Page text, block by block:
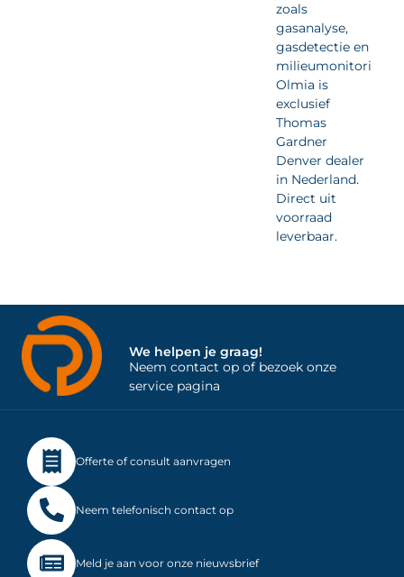
zoals
gasanalyse,
gasdetectie en
milieumonitoring.
Olmia is
exclusief
Thomas
Gardner
Denver dealer
in Nederland.
Direct uit
voorraad
leverbaar.
We helpen je graag!
Neem contact op of bezoek onze
service pagina
Offerte of consult aanvragen
Neem telefonisch contact op
Meld je aan voor onze nieuwsbrief